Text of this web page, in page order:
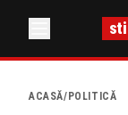
ACASĂ/ POLITICĂ